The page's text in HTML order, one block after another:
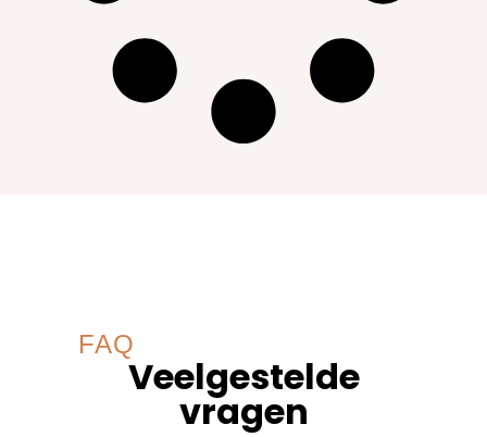
FAQ
Veelgestelde
vragen